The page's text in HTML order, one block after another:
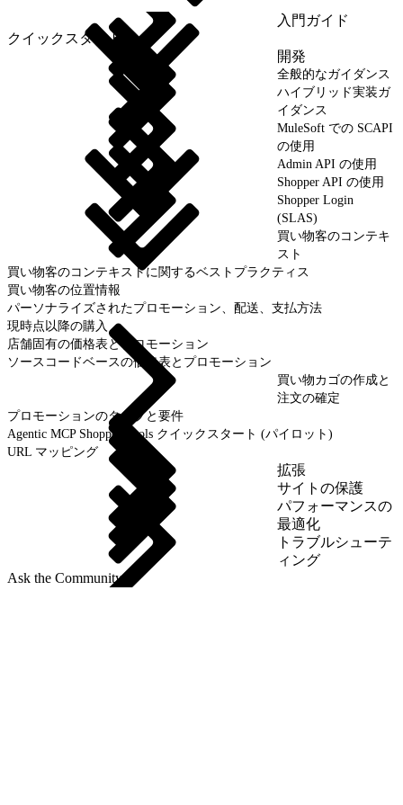
入門ガイド
クイックスタート
開発
全般的なガイダンス
ハイブリッド実装ガ
イダンス
MuleSoft での SCAPI
の使用
Admin API の使用
Shopper API の使用
Shopper Login
(SLAS)
買い物客のコンテキ
スト
買い物客のコンテキストに関するベストプラクティス
買い物客の位置情報
パーソナライズされたプロモーション、配送、支払方法
現時点以降の購入
店舗固有の価格表とプロモーション
ソースコードベースの価格表とプロモーション
買い物カゴの作成と
注文の確定
プロモーションのタイプと要件
Agentic MCP Shopper Tools クイックスタート (パイロット)
URL マッピング
拡張
サイトの保護
パフォーマンスの
最適化
トラブルシューテ
ィング
Ask the Community